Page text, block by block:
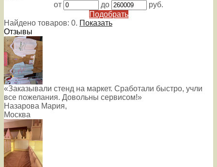
от
до
руб.
Подобрать
Найдено товаров: 0. Показать
Отзывы
«Заказывали стенд на маркет. Сработали быстро, учли
все пожелания. Довольны сервисом!»
Назарова Мария,
Москва